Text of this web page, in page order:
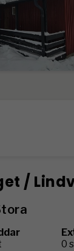
/
0